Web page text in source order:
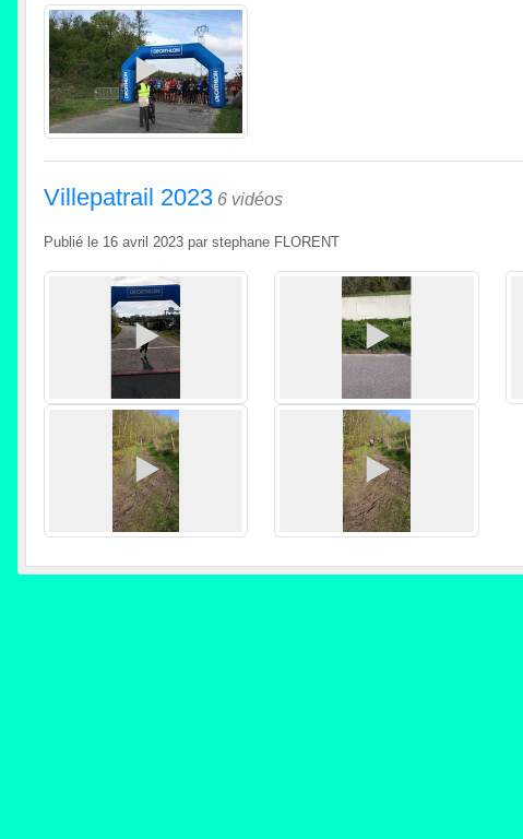
Villepatrail 2023 6 vidéos
Publié le 16 avril 2023 par stephane FLORENT